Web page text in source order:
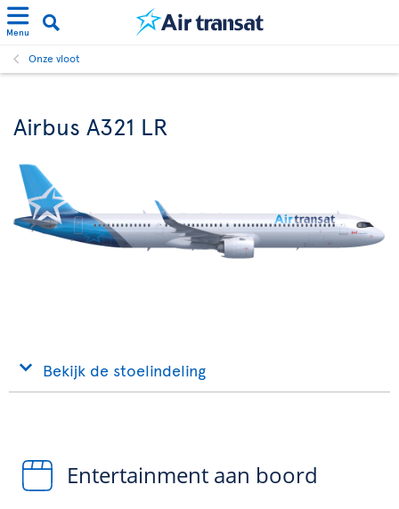
Menu
Onze vloot
Airbus A321 LR
Bekijk de stoelindeling
Entertainment aan boord